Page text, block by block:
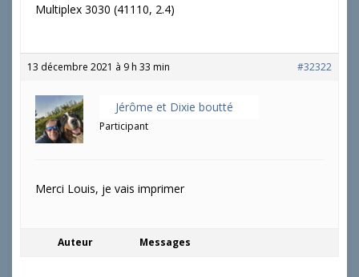
Multiplex 3030 (41110, 2.4)
13 décembre 2021 à 9 h 33 min #32322
Jérôme et Dixie boutté
Participant
Merci Louis, je vais imprimer
Auteur Messages